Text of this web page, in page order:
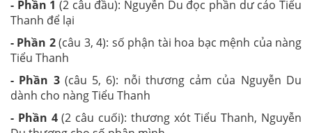
- Phần 1 (2 câu đầu): Nguyễn Du đọc phần dư cảo Tiểu
Thanh để lại
- Phần 2(câu 3, 4): số phận tài hoa bạc mệnh của nàng
Tiểu Thanh
- Phần 3(câu 5, 6): nỗi thương cảm của Nguyễn Du
dành cho nàng Tiểu Thanh
- Phần 4(2 câu cuối): thương xót Tiểu Thanh, Nguyễn